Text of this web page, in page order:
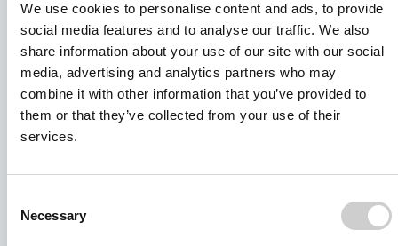
We use cookies to personalise content and ads, to provide
social media features and to analyse our traffic. We also
share information about your use of our site with our social
media, advertising and analytics partners who may
combine it with other information that you’ve provided to
them or that they’ve collected from your use of their
services.
Selection
Necessary